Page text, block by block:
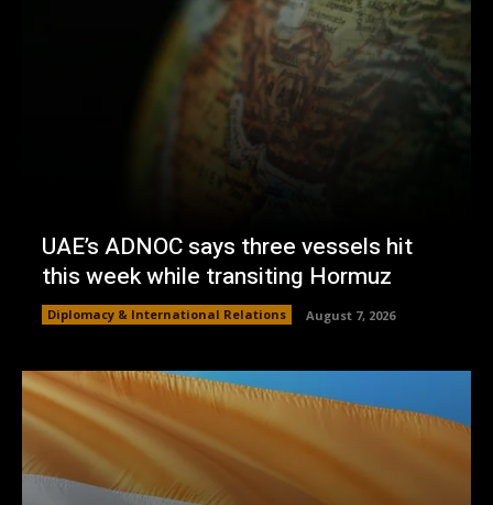
UAE’s ADNOC says three vessels hit
this week while transiting Hormuz
Diplomacy & International Relations August 7, 2026